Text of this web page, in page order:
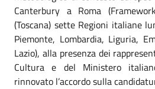
Canterbury a Roma
(Toscana) sette Regioni italiane
Piemonte, Lombardia, Liguria,
Lazio), alla presenza dei
Cultura e del Ministero
rinnovato l’accordo sulla